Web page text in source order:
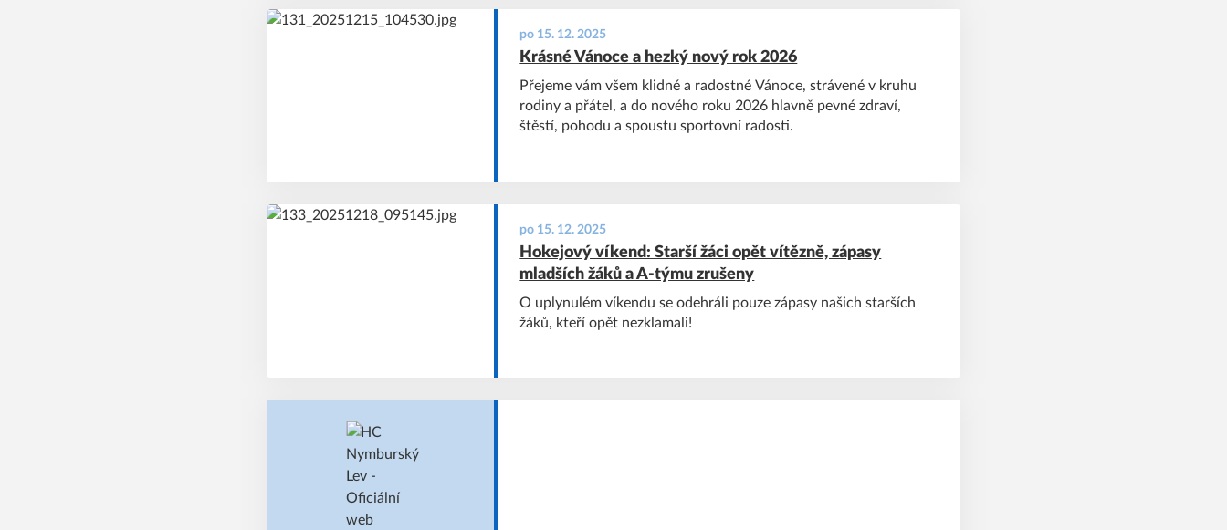
po 15. 12. 2025
Krásné Vánoce a hezký nový rok 2026
Přejeme vám všem klidné a radostné Vánoce, strávené v kruhu
rodiny a přátel, a do nového roku 2026 hlavně pevné zdraví,
štěstí, pohodu a spoustu sportovní radosti.
po 15. 12. 2025
Hokejový víkend: Starší žáci opět vítězně, zápasy
mladších žáků a A-týmu zrušeny
O uplynulém víkendu se odehráli pouze zápasy našich starších
žáků, kteří opět nezklamali!